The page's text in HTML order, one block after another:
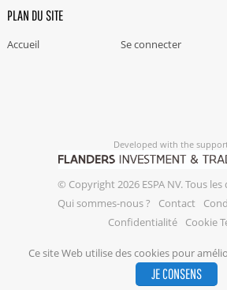
Ce site Web utilise des cookies pour
JE CONSENS
PLAN DU SITE
Accueil Se connecter
Developed with the
© Copyright 2026 ESPA NV. Tous
Qui sommes-nous ?
Contact
Confidentialité
Cookie